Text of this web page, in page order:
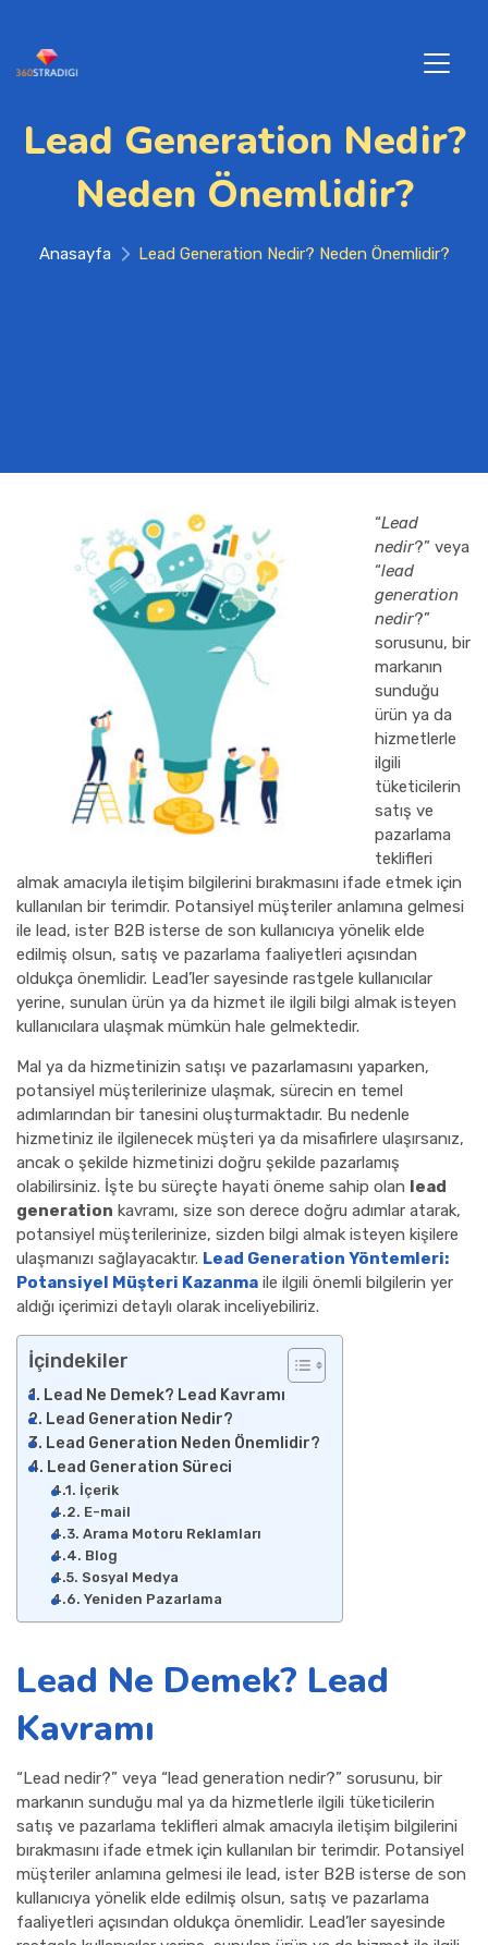
Lead Generation Nedir?
Neden Önemlidir?
Anasayfa Lead Generation Nedir? Neden Önemlidir?
“Lead
nedir?” veya
“lead
generation
nedir?”
sorusunu, bir
markanın
sunduğu
ürün ya da
hizmetlerle
ilgili
tüketicilerin
satış ve
pazarlama
teklifleri
almak amacıyla iletişim bilgilerini bırakmasını ifade etmek için
kullanılan bir terimdir. Potansiyel müşteriler anlamına gelmesi
ile lead, ister B2B isterse de son kullanıcıya yönelik elde
edilmiş olsun, satış ve pazarlama faaliyetleri açısından
oldukça önemlidir. Lead’ler sayesinde rastgele kullanıcılar
yerine, sunulan ürün ya da hizmet ile ilgili bilgi almak isteyen
kullanıcılara ulaşmak mümkün hale gelmektedir.
Mal ya da hizmetinizin satışı ve pazarlamasını yaparken,
potansiyel müşterilerinize ulaşmak, sürecin en temel
adımlarından bir tanesini oluşturmaktadır. Bu nedenle
hizmetiniz ile ilgilenecek müşteri ya da misafirlere ulaşırsanız,
ancak o şekilde hizmetinizi doğru şekilde pazarlamış
olabilirsiniz. İşte bu süreçte hayati öneme sahip olan lead
generation kavramı, size son derece doğru adımlar atarak,
potansiyel müşterilerinize, sizden bilgi almak isteyen kişilere
ulaşmanızı sağlayacaktır. Lead Generation Yöntemleri:
Potansiyel Müşteri Kazanma ile ilgili önemli bilgilerin yer
aldığı içerimizi detaylı olarak inceliyebiliriz.
İçindekiler
Lead Ne Demek? Lead Kavramı
Lead Generation Nedir?
Lead Generation Neden Önemlidir?
Lead Generation Süreci
İçerik
E-mail
Arama Motoru Reklamları
Blog
Sosyal Medya
Yeniden Pazarlama
Lead Ne Demek? Lead
Kavramı
“Lead nedir?” veya “lead generation nedir?” sorusunu, bir
markanın sunduğu mal ya da hizmetlerle ilgili tüketicilerin
satış ve pazarlama teklifleri almak amacıyla iletişim bilgilerini
bırakmasını ifade etmek için kullanılan bir terimdir. Potansiyel
müşteriler anlamına gelmesi ile lead, ister B2B isterse de son
kullanıcıya yönelik elde edilmiş olsun, satış ve pazarlama
faaliyetleri açısından oldukça önemlidir. Lead’ler sayesinde